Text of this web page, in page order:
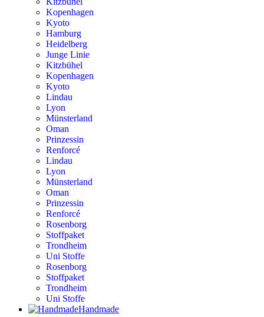
Kopenhagen
Kyoto
Hamburg
Heidelberg
Junge Linie
Kitzbühel
Kopenhagen
Kyoto
Lindau
Lyon
Münsterland
Oman
Prinzessin
Renforcé
Lindau
Lyon
Münsterland
Oman
Prinzessin
Renforcé
Rosenborg
Stoffpaket
Trondheim
Uni Stoffe
Rosenborg
Stoffpaket
Trondheim
Uni Stoffe
Handmade